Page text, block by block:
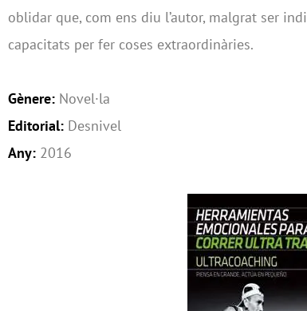
oblidar que, com ens diu l’autor, malgrat ser
capacitats per fer coses extraordinàries.
Gènere: Novel·la
Editorial: Desnivel
Any: 2016